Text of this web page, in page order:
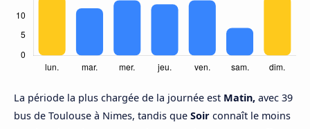
La période la plus chargée de la journée est Matin, avec 39
bus de Toulouse à Nimes, tandis que Soir connaît le moins